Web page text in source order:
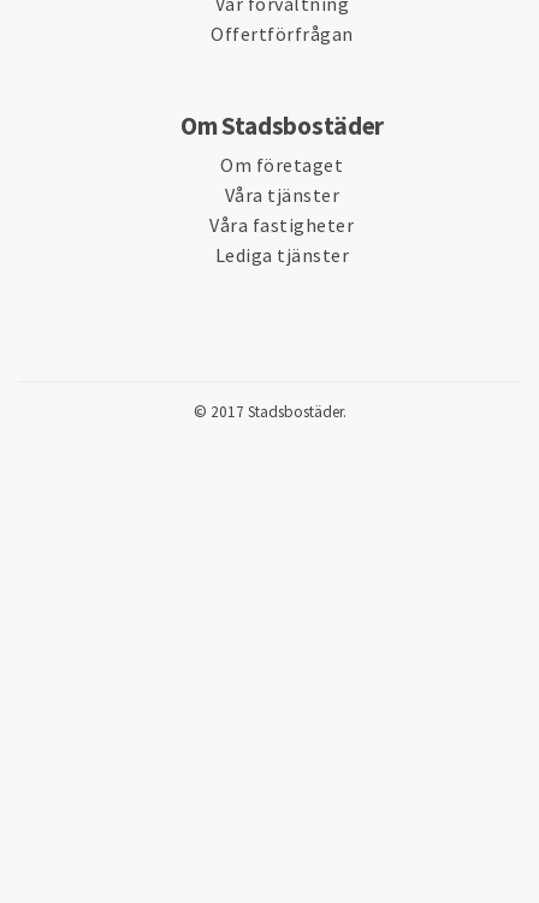
Offertförfrågan
Om Stadsbostäder
Om företaget
Våra tjänster
Våra fastigheter
Lediga tjänster
© 2017 Stadsbostäder.